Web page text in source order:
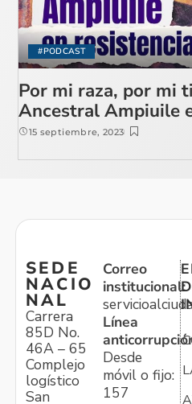
#PODCAST
Por mi raza, por mi
Ancestral Ampiuile
15 septiembre, 2023
SEDE
NACIO
NAL
Carrera
85D No.
46A – 65
Complejo
logístico
San
Correo
institucional:
Línea
Desde
móvil o fijo:
157